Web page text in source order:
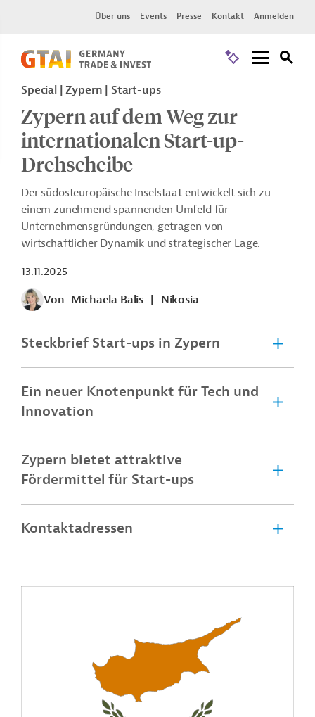
Über uns Events Presse Kontakt Anmelden
Special | Zypern | Start-ups
Zypern auf dem Weg zur
internationalen Start-up-
Drehscheibe
Der südosteuropäische Inselstaat entwickelt sich zu
einem zunehmend spannenden Umfeld für
Unternehmensgründungen, getragen von
wirtschaftlicher Dynamik und strategischer Lage.
13.11.2025
Von Michaela Balis Nikosia
Steckbrief Start-ups in Zypern
Ein neuer Knotenpunkt für Tech und
Innovation
Zypern bietet attraktive
Fördermittel für Start-ups
Kontaktadressen